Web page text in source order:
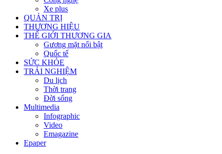
Xe plus
QUẢN TRỊ
THƯƠNG HIỆU
THẾ GIỚI THƯƠNG GIA
Gương mặt nổi bật
Quốc tế
SỨC KHỎE
TRẢI NGHIỆM
Du lịch
Thời trang
Đời sống
Multimedia
Infographic
Video
Emagazine
Epaper